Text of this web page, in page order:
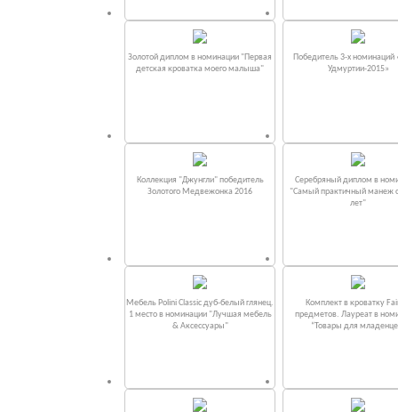
Золотой диплом в номинации "Первая
детская кроватка моего малыша"
Победитель 3-х номинаций
Удмуртии-2015»
Коллекция "Джунгли" победитель
Золотого Медвежонка 2016
Серебряный диплом в
"Самый практичный манеж
лет"
Мебель Polini Classic дуб-белый глянец.
1 место в номинации "Лучшая мебель
& Аксессуары"
Комплект в кроватку
предметов. Лауреат в
“Товары для